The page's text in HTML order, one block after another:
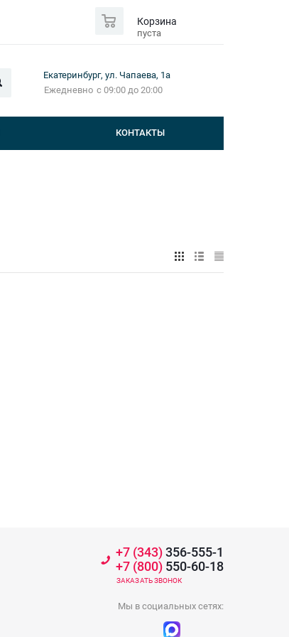
Корзина
пуста
Екатеринбург, ул. Чапаева, 1а
Ежедневно с 09:00 до 20:00
КОНТАКТЫ
+7 (343)356-555-1
+7 (800) 550-60-18
ЗАКАЗАТЬ ЗВОНОК
Мы в социальных сетях: